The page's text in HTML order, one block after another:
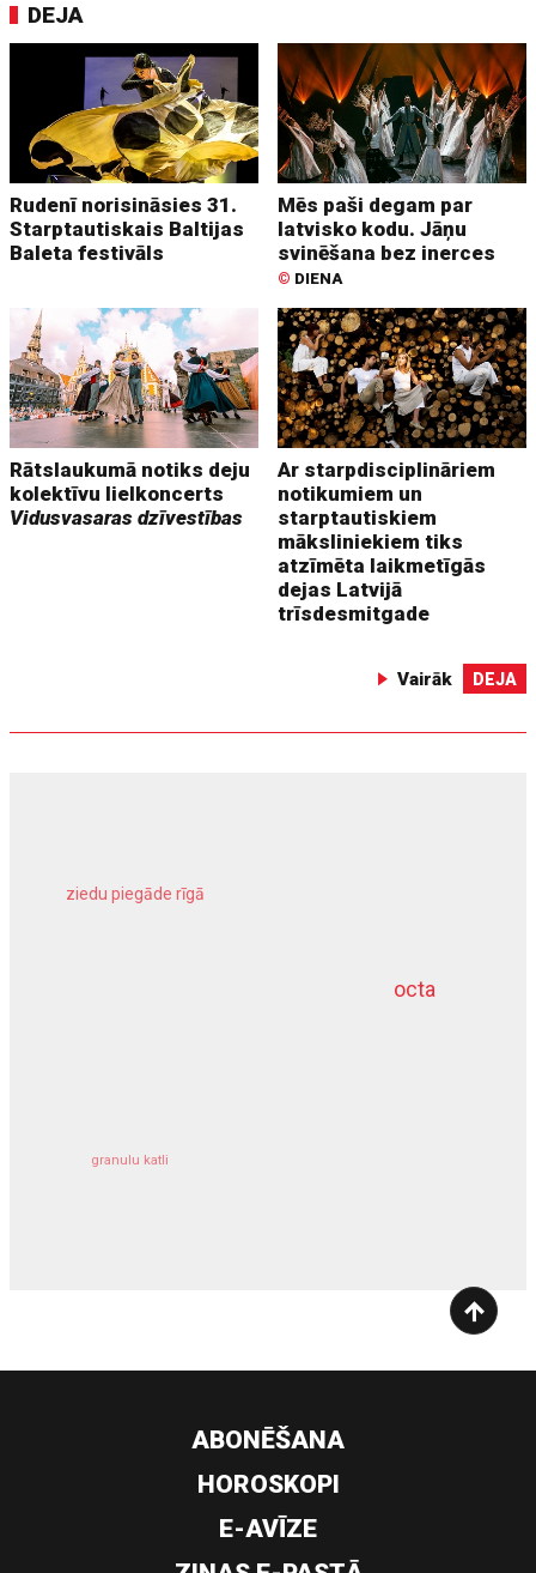
DEJA
Rudenī norisināsies 31.
Starptautiskais Baltijas
Baleta festivāls
Mēs paši degam par
latvisko kodu. Jāņu
svinēšana bez inerces
© DIENA
Rātslaukumā notiks deju
kolektīvu lielkoncerts
Vidusvasaras dzīvestības
Ar starpdisciplināriem
notikumiem un
starptautiskiem
māksliniekiem tiks
atzīmēta laikmetīgās
dejas Latvijā
trīsdesmitgade
Vairāk DEJA
octa
ziedu piegāde rīgā
granulu katli
dziļurbums
ABONĒŠANA
HOROSKOPI
E-AVĪZE